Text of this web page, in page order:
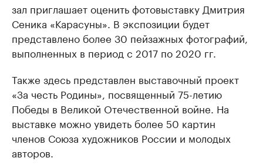
зал приглашает оценить фотовыставку Дмитрия
Сеника «Карасуны». В экспозиции будет
представлено более 30 пейзажных фотографий,
выполненных в период с 2017 по 2020 гг.
Также здесь представлен выставочный проект
«За честь Родины», посвященный 75-летию
Победы в Великой Отечественной войне. На
выставке можно увидеть более 50 картин
членов Союза художников России и молодых
авторов.